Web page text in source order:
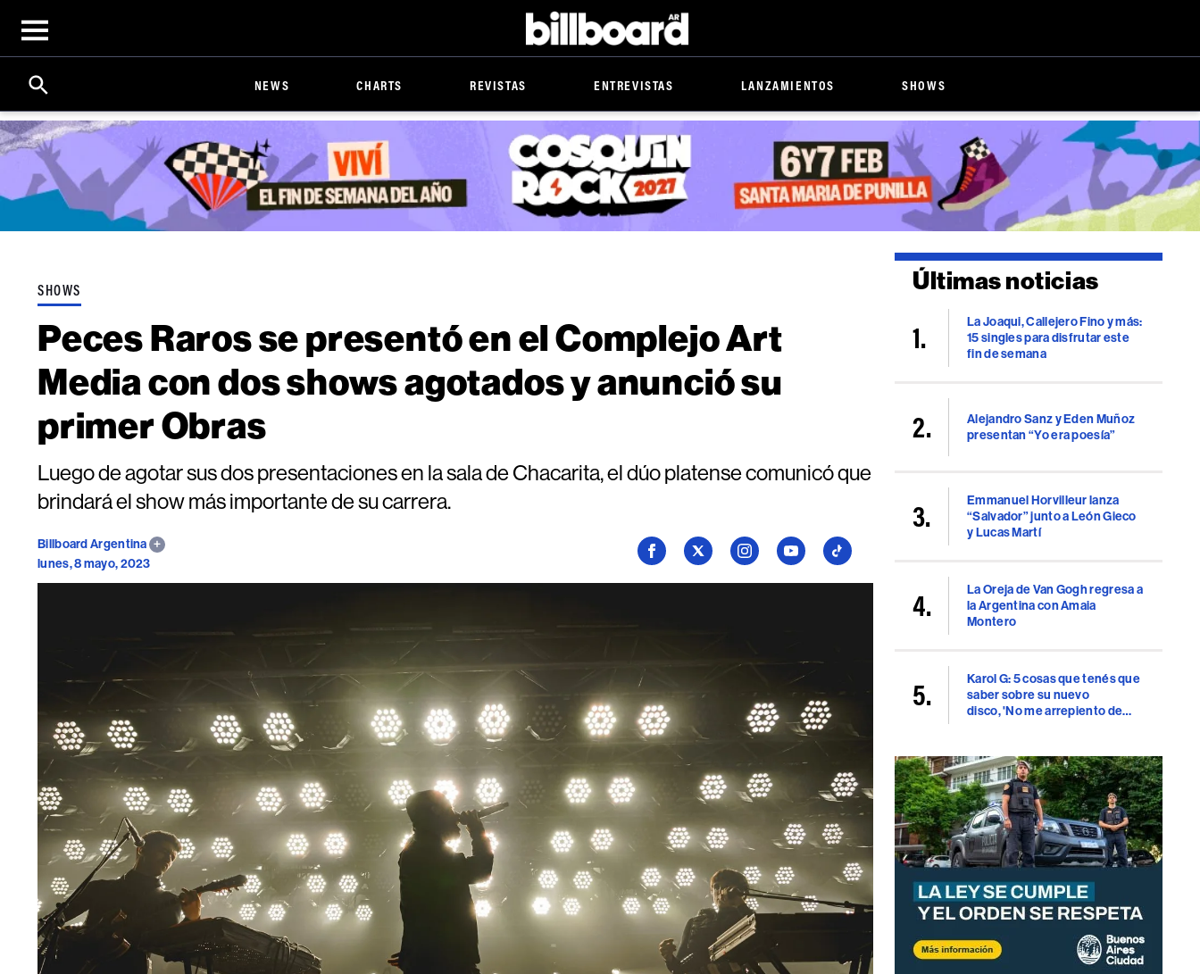
Open
menu
Billboard
Search
Click
Expand
Search
Input
NEWS CHARTS REVISTAS ENTREVISTAS LANZAMIENTOS SHOWS
SHOWS
Peces Raros se presentó en el Complejo Art
Media con dos shows agotados y anunció su
primer Obras
Luego de agotar sus dos presentaciones en la sala de Chacarita, el dúo platense comunicó que
brindará el show más importante de su carrera.
Billboard Argentina
lunes, 8 mayo, 2023
Seguí
Seguí
Seguí
Seguí
Seguí
Últimas noticias
La Joaqui, Callejero Fino y más:
15 singles para disfrutar este
fin de semana
Alejandro Sanz y Eden Muñoz
presentan “Yo era poesía”
Emmanuel Horvilleur lanza
“Salvador” junto a León Gieco
y Lucas Martí
La Oreja de Van Gogh regresa a
la Argentina con Amaia
Montero
Karol G: 5 cosas que tenés que
saber sobre su nuevo
disco, 'No me arrepiento de